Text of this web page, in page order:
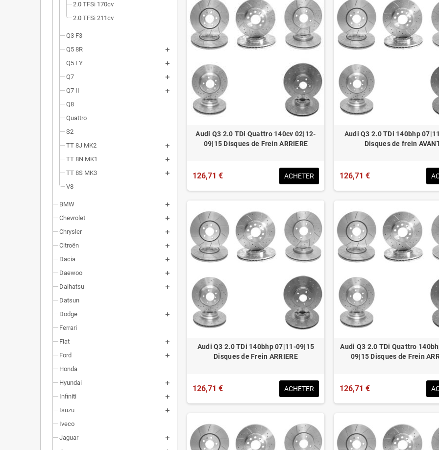
2.0 TFSi 170cv
2.0 TFSi 211cv
Q3 F3
Q5 8R
Q5 FY
Q7
Q7 II
Q8
Quattro
S2
TT 8J MK2
TT 8N MK1
TT 8S MK3
V8
BMW
Chevrolet
Chrysler
Citroën
Dacia
Daewoo
Daihatsu
Datsun
Dodge
Ferrari
Fiat
Ford
Honda
Hyundai
Infiniti
Isuzu
Iveco
Jaguar
Audi Q3 2.0 TDi Quattro 140cv 02|12-
09|15 Disques de Frein ARRIERE
126,71 € ACHETER
Audi Q3 2.0 TDi 140bhp
Disques de frein
126,71 €
Audi Q3 2.0 TDi 140bhp 07|11-09|15
Disques de Frein ARRIERE
126,71 € ACHETER
Audi Q3 2.0 TDi Quattro
09|15 Disques de Frein
126,71 €